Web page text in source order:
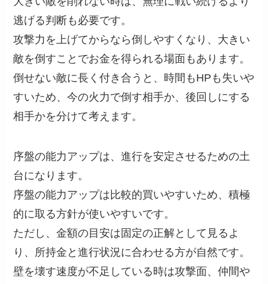
逃げる判断も必要です。
攻撃力を上げてからなら倒しやすくなり、大きい
敵を倒すことでお金を得られる場面もあります。
倒せない敵に長く付き合うと、時間もHPも失いや
すいため、今の火力で倒す相手か、後回しにする
相手かを分けて考えます。
序盤の能力アップは、進行を安定させるための土
台になります。
序盤の能力アップは比較的買いやすいため、積極
的に取る方針が使いやすいです。
ただし、金額の目安は固定の正解として見るよ
り、所持金と進行状況に合わせる方が自然です。
壁を壊す速度が不足している時は攻撃面、仲間や